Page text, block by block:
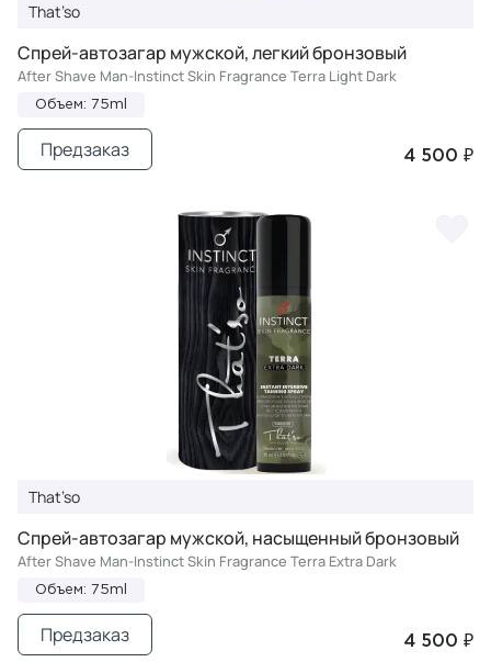
That’so
Спрей-автозагар мужской, легкий бронзовый
After Shave Man-Instinct Skin Fragrance Terra Light Dark
Объем: 75ml
4 500 ₽
Предзаказ
That’so
Спрей-автозагар мужской, насыщенный бронзовый
After Shave Man-Instinct Skin Fragrance Terra Extra Dark
Объем: 75ml
4 500 ₽
Предзаказ